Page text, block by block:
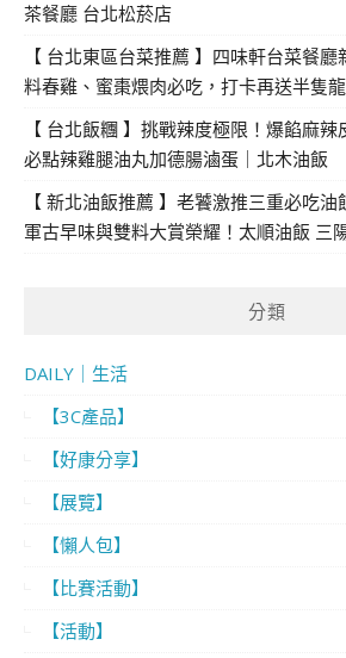
茶餐廳 台北松菸店
【 台北東區台菜推薦 】四味軒台菜餐
料春雞、蜜棗煨肉必吃，打卡再送半隻
【 台北飯糰 】挑戰辣度極限！爆餡麻辣
必點辣雞腿油丸加德腸滷蛋｜北木油飯
【 新北油飯推薦 】老饕激推三重必吃
軍古早味與雙料大賞榮耀！太順油飯 三
分類
DAILY｜生活
【3C產品】
【好康分享】
【展覽】
【懶人包】
【比賽活動】
【活動】